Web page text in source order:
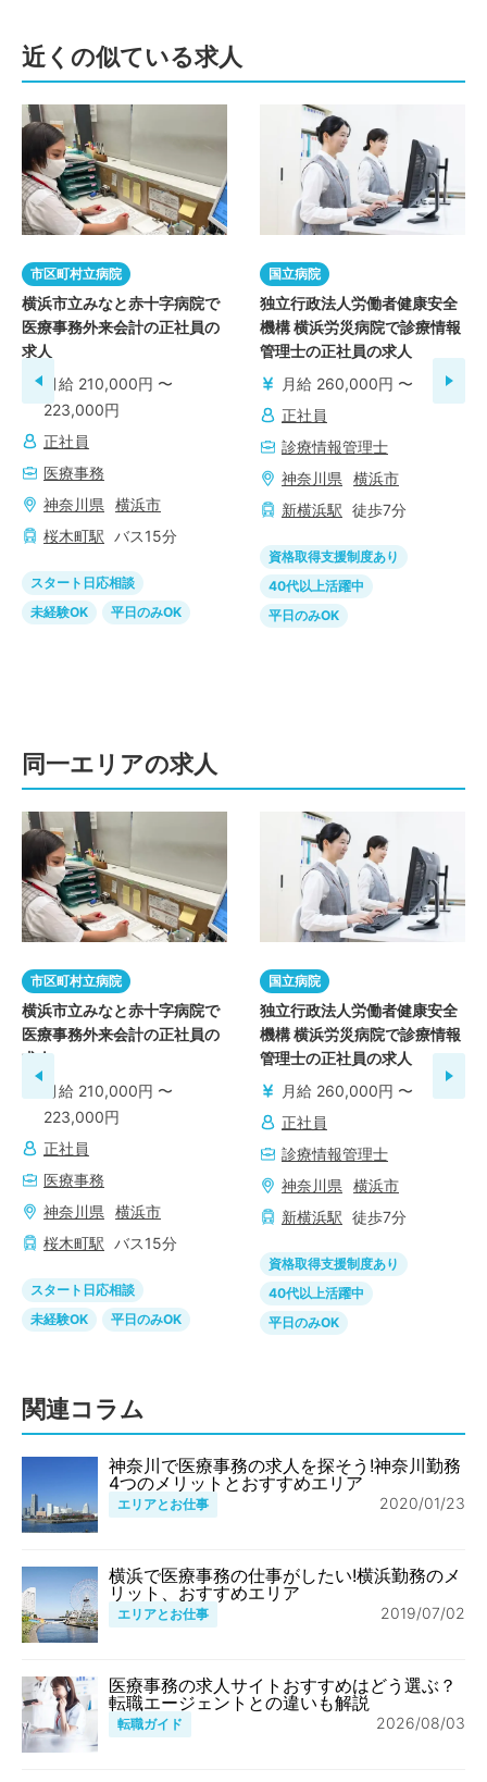
近くの似ている求人
市区町村立病院
横浜市立みなと赤十字病院で
医療事務外来会計の正社員の
求人
月給 210,000円 〜
223,000円
正社員
医療事務
神奈川県
横浜市
桜木町駅 バス15分
スタート日応相談
未経験OK
平日のみOK
国立病院
独立行政法人労働者健康安全
機構 横浜労災病院で診療情報
管理士の正社員の求人
月給 260,000円 〜
正社員
診療情報管理士
神奈川県
横浜市
新横浜駅 徒歩7分
資格取得支援制度あり
40代以上活躍中
平日のみOK
同一エリアの求人
市区町村立病院
横浜市立みなと赤十字病院で
医療事務外来会計の正社員の
求人
月給 210,000円 〜
223,000円
正社員
医療事務
神奈川県
横浜市
桜木町駅 バス15分
スタート日応相談
未経験OK
平日のみOK
国立病院
独立行政法人労働者健康安全
機構 横浜労災病院で診療情報
管理士の正社員の求人
月給 260,000円 〜
正社員
診療情報管理士
神奈川県
横浜市
新横浜駅 徒歩7分
資格取得支援制度あり
40代以上活躍中
平日のみOK
関連コラム
神奈川で医療事務の求人を探そう!神奈川勤務
4つのメリットとおすすめエリア
エリアとお仕事 2020/01/23
横浜で医療事務の仕事がしたい!横浜勤務のメ
リット、おすすめエリア
エリアとお仕事 2019/07/02
医療事務の求人サイトおすすめはどう選ぶ？
転職エージェントとの違いも解説
転職ガイド 2026/08/03